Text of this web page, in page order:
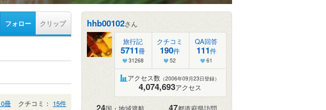
フォロー クリップ
冊 クチコミ： 15件
hhb00102さん
旅行記
5711冊
31268
クチコミ
190件
52
QA回答
111件
61
アクセス数 （2006年09月23日登録）
4,074,693アクセス